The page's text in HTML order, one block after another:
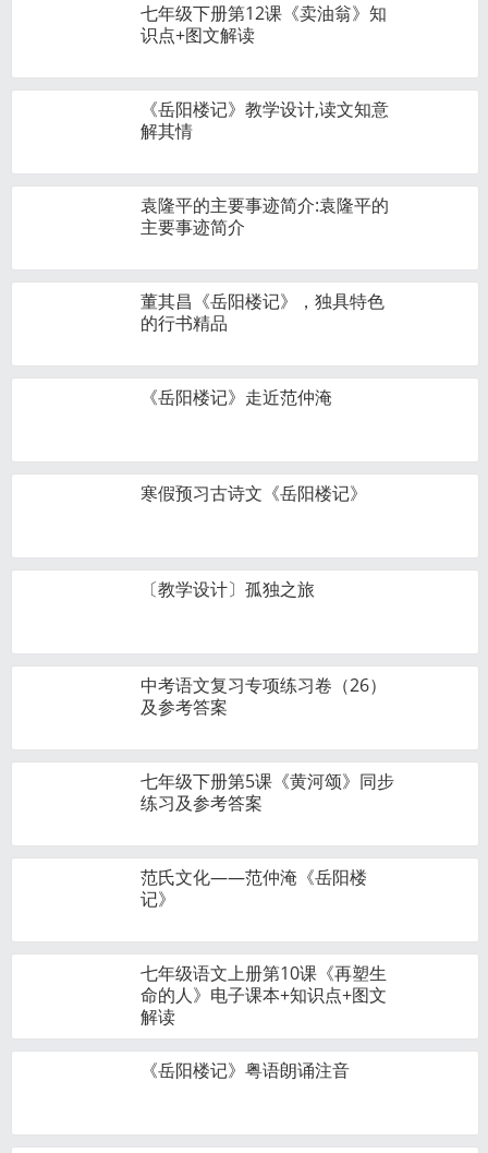
七年级下册第12课《卖油翁》知
识点+图文解读
《岳阳楼记》教学设计,读文知意
解其情
袁隆平的主要事迹简介:袁隆平的
主要事迹简介
董其昌《岳阳楼记》，独具特色
的行书精品
《岳阳楼记》走近范仲淹
寒假预习古诗文《岳阳楼记》
〔教学设计〕孤独之旅
中考语文复习专项练习卷（26）
及参考答案
七年级下册第5课《黄河颂》同步
练习及参考答案
范氏文化——范仲淹《岳阳楼
记》
七年级语文上册第10课《再塑生
命的人》电子课本+知识点+图文
解读
《岳阳楼记》粤语朗诵注音